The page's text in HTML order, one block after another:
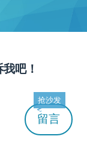
吧！
留言
抢沙发